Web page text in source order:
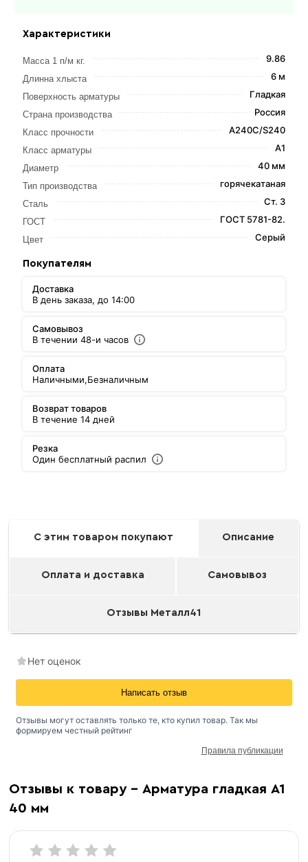
Характеристики
Масса 1 п/м кг. 9.86
Длинна хлыста 6 м
Поверхность арматуры Гладкая
Страна производства Россия
Класс прочности А240С/S240
Класс арматуры А1
Диаметр 40 мм
Тип производства горячекатаная
Сталь Ст. 3
ГОСТ ГОСТ 5781-82.
Цвет Серый
Покупателям
Доставка
В день заказа, до 14:00
Самовывоз
В течении 48-и часов
Оплата
Наличными,Безналичным
Возврат товаров
В течение 14 дней
Резка
Один бесплатный распил
С этим товаром покупают Описание
Оплата и доставка Самовывоз
Отзывы Металл41
Отзывы к товару - Арматура гладкая А1
40 мм
Нет оценок
Написать отзыв
Отзывы могут оставлять только те, кто купил товар. Так мы
формируем честный рейтинг
Правила публикации